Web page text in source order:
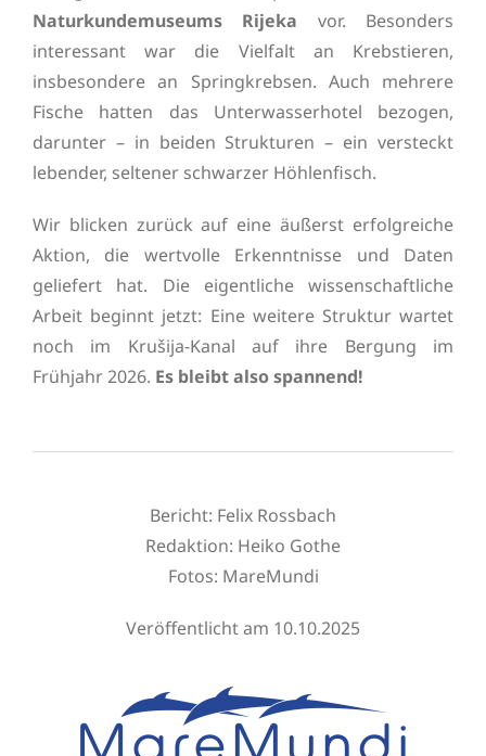
Naturkundemuseums Rijeka vor. Besonders
interessant war die Vielfalt an Krebstieren,
insbesondere an Springkrebsen. Auch mehrere
Fische hatten das Unterwasserhotel bezogen,
darunter – in beiden Strukturen – ein versteckt
lebender, seltener schwarzer Höhlenfisch.
Wir blicken zurück auf eine äußerst erfolgreiche
Aktion, die wertvolle Erkenntnisse und Daten
geliefert hat. Die eigentliche wissenschaftliche
Arbeit beginnt jetzt: Eine weitere Struktur wartet
noch im Krušija-Kanal auf ihre Bergung im
Frühjahr 2026. Es bleibt also spannend!
Bericht: Felix Rossbach
Redaktion: Heiko Gothe
Fotos: MareMundi
Veröffentlicht am 10.10.2025